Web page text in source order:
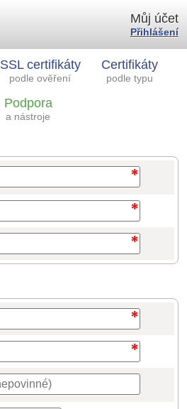
SSL certifikáty
podle ověření
Certifikáty
podle typu
Podpora
a nástroje
Můj účet
Přihlášení